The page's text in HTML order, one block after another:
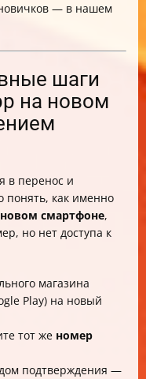
— в нашем
шаги
на новом
в перенос и
понять, как именно
новом смартфоне,
но нет доступа к
магазина
Play) на новый
тот же номер
подтверждения —